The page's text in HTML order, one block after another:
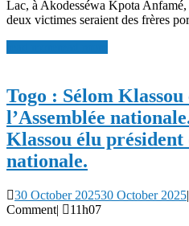
Lac, à Akodesséwa Kpota
deux victimes seraient des frères
Togo : Sélom
l’Assemblée
Klassou élu président
nationale.
30 October 202530 October 2025|
Comment|
11h07